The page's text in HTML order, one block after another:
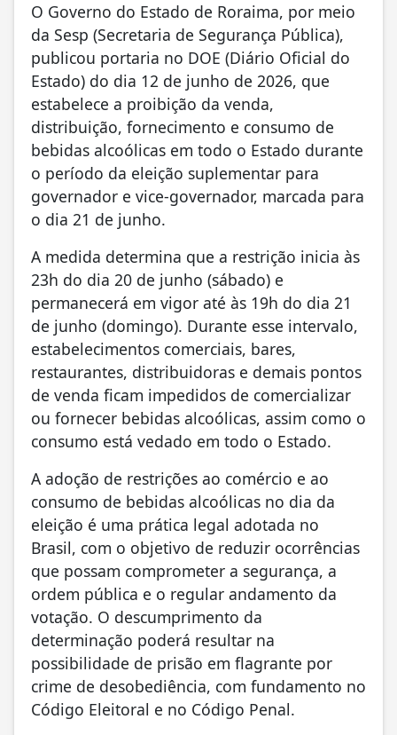
O Governo do Estado de Roraima, por meio
da Sesp (Secretaria de Segurança Pública),
publicou portaria no DOE (Diário Oficial do
Estado) do dia 12 de junho de 2026, que
estabelece a proibição da venda,
distribuição, fornecimento e consumo de
bebidas alcoólicas em todo o Estado durante
o período da eleição suplementar para
governador e vice-governador, marcada para
o dia 21 de junho.
A medida determina que a restrição inicia às
23h do dia 20 de junho (sábado) e
permanecerá em vigor até às 19h do dia 21
de junho (domingo). Durante esse intervalo,
estabelecimentos comerciais, bares,
restaurantes, distribuidoras e demais pontos
de venda ficam impedidos de comercializar
ou fornecer bebidas alcoólicas, assim como o
consumo está vedado em todo o Estado.
A adoção de restrições ao comércio e ao
consumo de bebidas alcoólicas no dia da
eleição é uma prática legal adotada no
Brasil, com o objetivo de reduzir ocorrências
que possam comprometer a segurança, a
ordem pública e o regular andamento da
votação. O descumprimento da
determinação poderá resultar na
possibilidade de prisão em flagrante por
crime de desobediência, com fundamento no
Código Eleitoral e no Código Penal.